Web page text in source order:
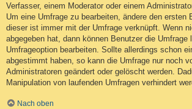
Verfasser, einem Moderator oder einem
Um eine Umfrage zu bearbeiten, ändere den ersten
dieser ist immer mit der Umfrage verknüpft. Wenn
abgegeben hat, dann können Benutzer die Umfrage
Umfrageoption bearbeiten. Sollte allerdings schon
abgestimmt haben, so kann die Umfrage nur noch
Administratoren geändert oder gelöscht werden.
Manipulation von laufenden Umfragen verhindert
Nach oben